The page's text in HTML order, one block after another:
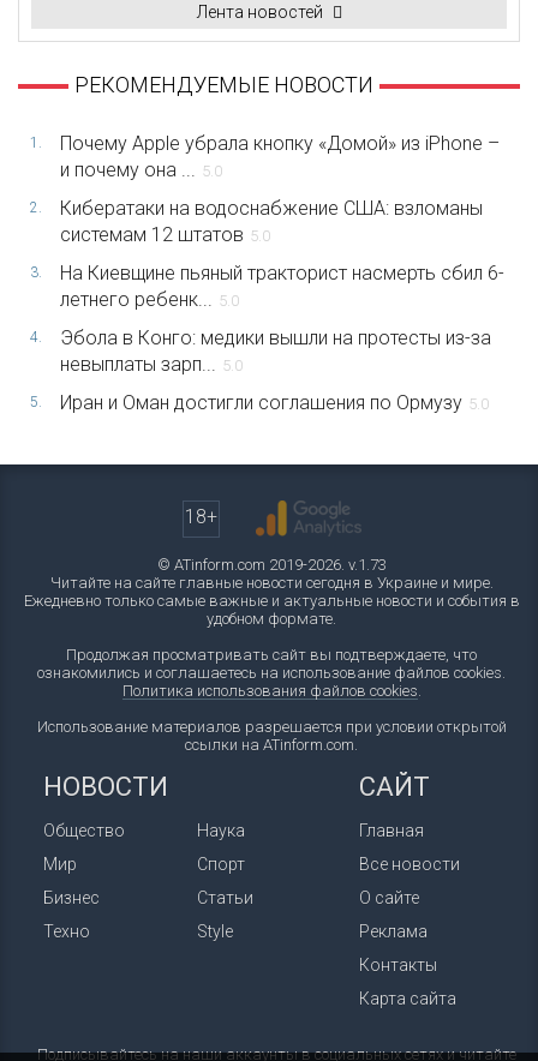
Лента новостей
РЕКОМЕНДУЕМЫЕ НОВОСТИ
1.
Почему Apple убрала кнопку «Домой» из iPhone –
и почему она ...
5.0
2.
Кибератаки на водоснабжение США: взломаны
системам 12 штатов 5.0
3.
На Киевщине пьяный тракторист насмерть сбил 6-
летнего ребенк...
5.0
4.
Эбола в Конго: медики вышли на протесты из-за
невыплаты зарп...
5.0
5. Иран и Оман достигли соглашения по Ормузу 5.0
18+
© ATinform.com 2019-2026. v.1.73
Читайте на сайте главные новости сегодня в Украине и мире.
Ежедневно только самые важные и актуальные новости и события в
удобном формате.
Продолжая просматривать сайт вы подтверждаете, что
ознакомились и соглашаетесь на использование файлов cookies.
Политика использования файлов cookies
Использование материалов разрешается при условии открытой
ссылки на ATinform.com.
НОВОСТИ
Общество
Мир
Бизнес
Техно
Наука
Спорт
Статьи
Style
САЙТ
Главная
Все новости
О сайте
Реклама
Контакты
Карта сайта
Подписывайтесь на наши аккаунты в социальных сетях и читайте